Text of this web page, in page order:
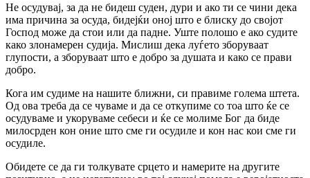
Не осудувај, за да не бидеш суден, дури и ако ти се чини дека
има причина за осуда, бидејќи оној што е блиску до својот
Господ може да стои или да падне. Уште полошо е ако судите
како злонамерен судија. Мислиш дека луѓето зборуваат
глупости, а зборуваат што е добро за душата и како се прави
добро.
Кога им судиме на нашите ближни, си правиме голема штета.
Од ова треба да се чуваме и да се откупиме со тоа што ќе се
осудуваме и укоруваме себеси и ќе се молиме Бог да биде
милосрден кон оние што сме ги осудиле и кон нас кои сме ги
осудиле.
Обидете се да ги толкувате срцето и намерите на другите